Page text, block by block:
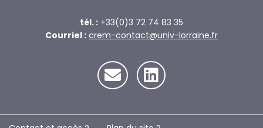
tél. : +33(0)3 72 74 83 35
Courriel : crem-contact@univ-lorraine.fr